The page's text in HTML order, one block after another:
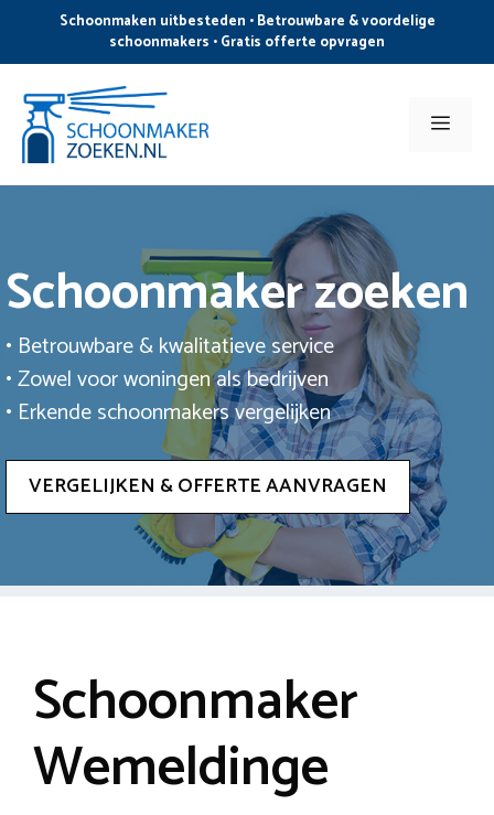
de
inhoud
Schoonmaken uitbesteden • Betrouwbare & voordelige
schoonmakers • Gratis offerte opvragen
Menu
Schoonmaker zoeken
• Betrouwbare & kwalitatieve service
• Zowel voor woningen als bedrijven
• Erkende schoonmakers vergelijken
VERGELIJKEN & OFFERTE AANVRAGEN
Schoonmaker
Wemeldinge